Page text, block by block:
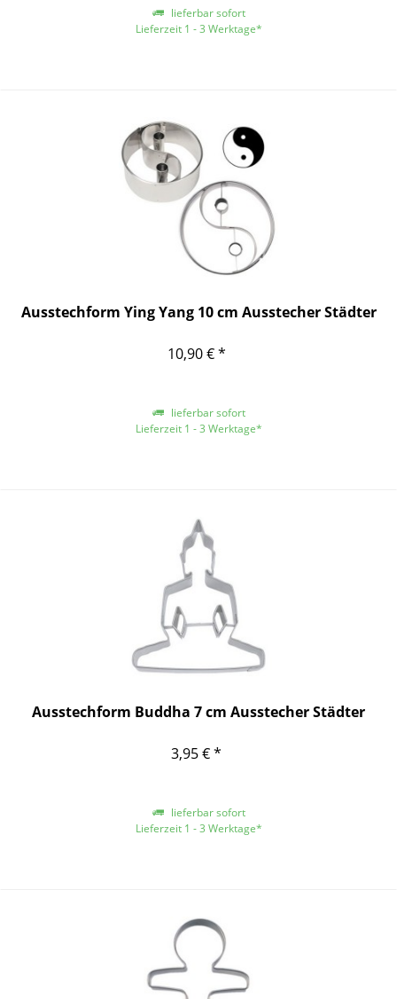
lieferbar sofort
Lieferzeit 1 - 3 Werktage*
Ausstechform Ying Yang 10 cm Ausstecher Städter
10,90 € *
lieferbar sofort
Lieferzeit 1 - 3 Werktage*
Ausstechform Buddha 7 cm Ausstecher Städter
3,95 € *
lieferbar sofort
Lieferzeit 1 - 3 Werktage*